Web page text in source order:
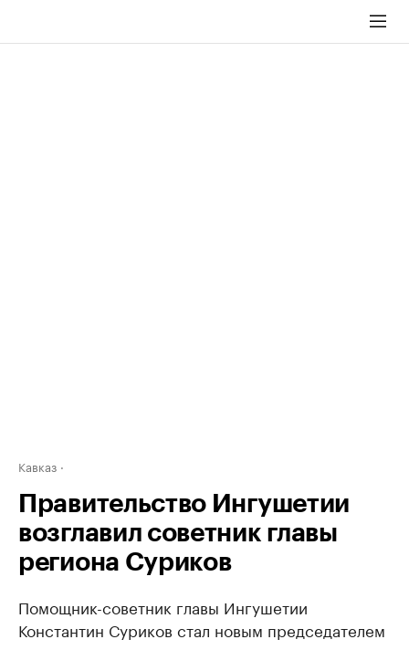
Кавказ
Правительство Ингушетии
возглавил советник главы
региона Суриков
Помощник-советник главы Ингушетии
Константин Суриков стал новым председателем